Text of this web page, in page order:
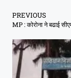
PREVIOUS